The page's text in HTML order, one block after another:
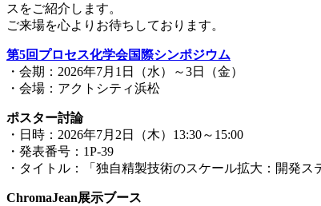
スをご紹介します。
ご来場を心よりお待ちしております。
第5回プロセス化学会国際シンポジウム
・会期：2026年7月1日（水）～3日（金）
・会場：アクトシティ浜松
ポスター討論
・日時：2026年7月2日（木）13:30～15:00
・発表番号：1P-39
・タイトル：「独自精製技術のスケール拡大：開発ス
ChromaJean展示ブース